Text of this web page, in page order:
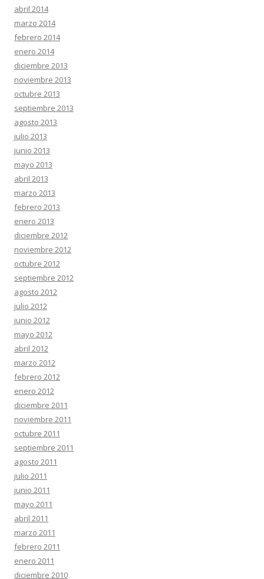
abril 2014
marzo 2014
febrero 2014
enero 2014
diciembre 2013
noviembre 2013
octubre 2013
septiembre 2013
agosto 2013
julio 2013
junio 2013
mayo 2013
abril 2013
marzo 2013
febrero 2013
enero 2013
diciembre 2012
noviembre 2012
octubre 2012
septiembre 2012
agosto 2012
julio 2012
junio 2012
mayo 2012
abril 2012
marzo 2012
febrero 2012
enero 2012
diciembre 2011
noviembre 2011
octubre 2011
septiembre 2011
agosto 2011
julio 2011
junio 2011
mayo 2011
abril 2011
marzo 2011
febrero 2011
enero 2011
diciembre 2010